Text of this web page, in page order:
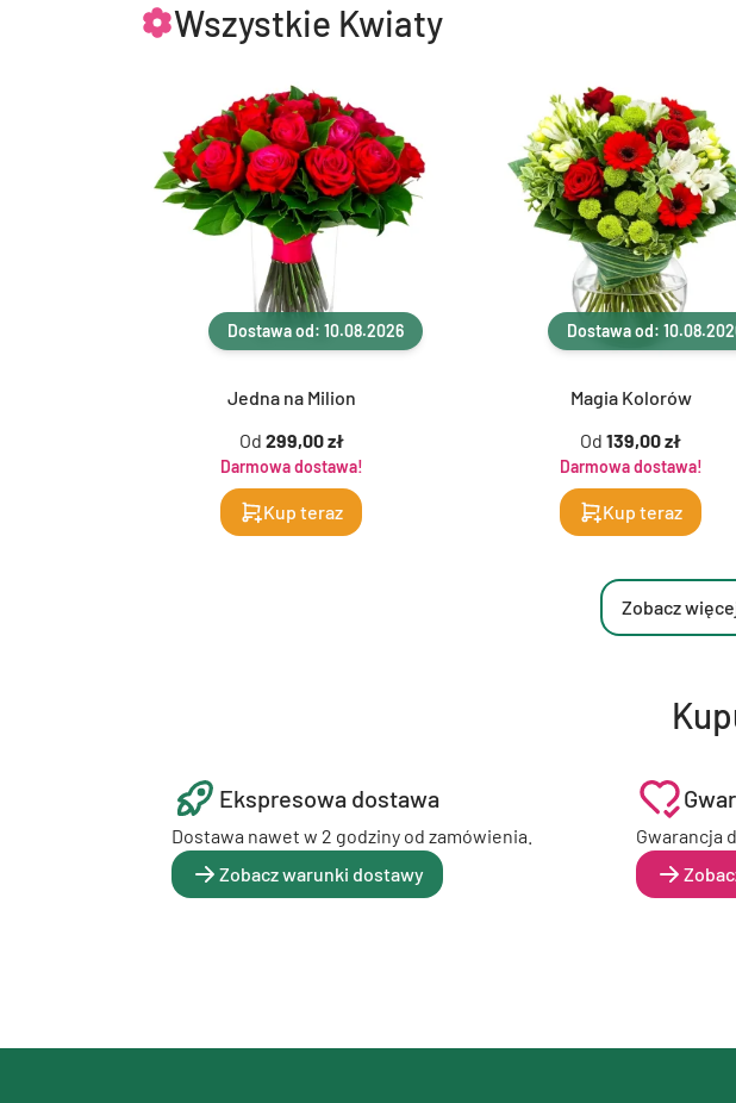
Wszystkie Kwiaty
Dostawa od: 10.08.2026
Jedna na Milion
Od 299,00 zł
Darmowa dostawa!
Kup teraz
Dostawa od:
Magia Kolorów
Od 139,00 zł
Darmowa dostawa!
Kup teraz
Zobacz
Ekspresowa dostawa
Dostawa nawet w 2 godziny od zamówienia.
Zobacz warunki dostawy
Gwarancja